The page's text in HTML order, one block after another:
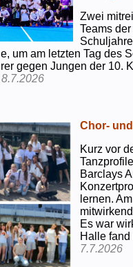
Zwei
Teams
um am letzten Tag des
gegen Jungen der 10.
8.7.2026
Chor-
Kurz vor
Barclays
lernen.
Es war
Halle
7.7.2026